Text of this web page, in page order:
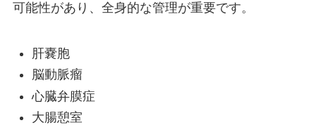
可能性があり、全身的な管理が重要です。
肝嚢胞
脳動脈瘤
心臓弁膜症
大腸憩室